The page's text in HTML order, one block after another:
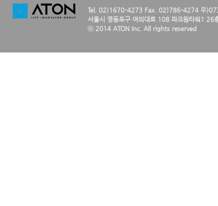
Tel. 02)1670-4273 Fax. 02)786-4274 우
서울시 영등포구 여의대로 108 파크원타워1 26
ⓒ 2014 ATON Inc. All rights reserved